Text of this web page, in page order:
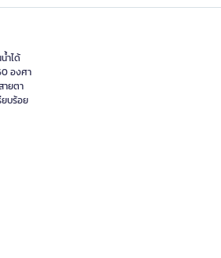
ำได้
องศา
ายตา
ยบร้อย